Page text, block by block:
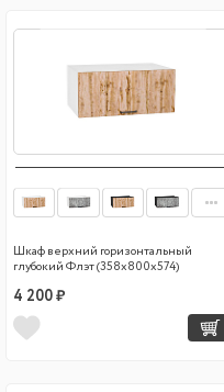
Шкаф верхний горизонтальный
глубокий Флэт (358х800х574)
4 200 ₽